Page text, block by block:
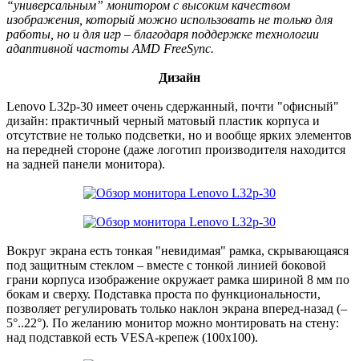
“универсальным” монитором с высоким качеством
изображения, который можно использовать не только для
работы, но и для игр – благодаря поддержке технологии
адаптивной частоты AMD FreeSync.
Дизайн
Lenovo L32p-30 имеет очень сдержанный, почти "офисный"
дизайн: практичный черный матовый пластик корпуса и
отсутствие не только подсветки, но и вообще ярких элементов
на передней стороне (даже логотип производителя находится
на задней панели монитора).
Вокруг экрана есть тонкая "невидимая" рамка, скрывающаяся
под защитным стеклом – вместе с тонкой линией боковой
грани корпуса изображение окружает рамка шириной 8 мм по
бокам и сверху. Подставка проста по функциональности,
позволяет регулировать только наклон экрана вперед-назад (–
5°..22°). По желанию монитор можно монтировать на стену:
над подставкой есть VESA-крепеж (100х100).